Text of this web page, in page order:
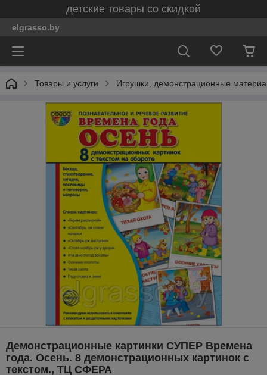
детские товары со скидкой
elgrasso.by
Товары и услуги Игрушки, демонстрационные
Демонстрационные картинки СУПЕР Времена
года. Осень. 8 демонстрационных картинок с
текстом., ТЦ СФЕРА